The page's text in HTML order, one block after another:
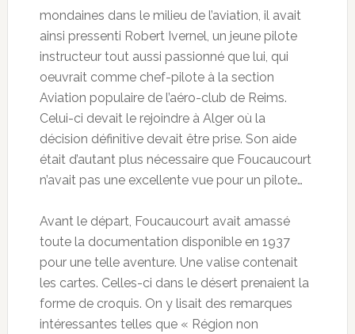
mondaines dans le milieu de l’aviation, il avait
ainsi pressenti Robert Ivernel, un jeune pilote
instructeur tout aussi passionné que lui, qui
oeuvrait comme chef-pilote à la section
Aviation populaire de l’aéro-club de Reims.
Celui-ci devait le rejoindre à Alger où la
décision définitive devait être prise. Son aide
était d’autant plus nécessaire que Foucaucourt
n’avait pas une excellente vue pour un pilote…
Avant le départ, Foucaucourt avait amassé
toute la documentation disponible en 1937
pour une telle aventure. Une valise contenait
les cartes. Celles-ci dans le désert prenaient la
forme de croquis. On y lisait des remarques
intéressantes telles que « Région non